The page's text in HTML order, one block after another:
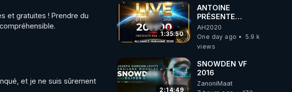
et gratuites ! Prendre du
et je ne suis sûrement
07.08.2026.
1:35:50
ANTOINE
PRÉSENTE
AH2020 LE LIVE
20H ***DU
06/08/2026***
AH2020
One day ago
5.9 k
views
2:14:49
SNOWDEN VF
2016
ZanoniMaat